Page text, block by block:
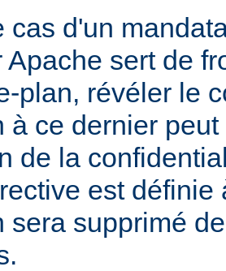
cas d'un
Apache sert de
plan, révéler le
à ce dernier
de la
est définie
sera supprimé